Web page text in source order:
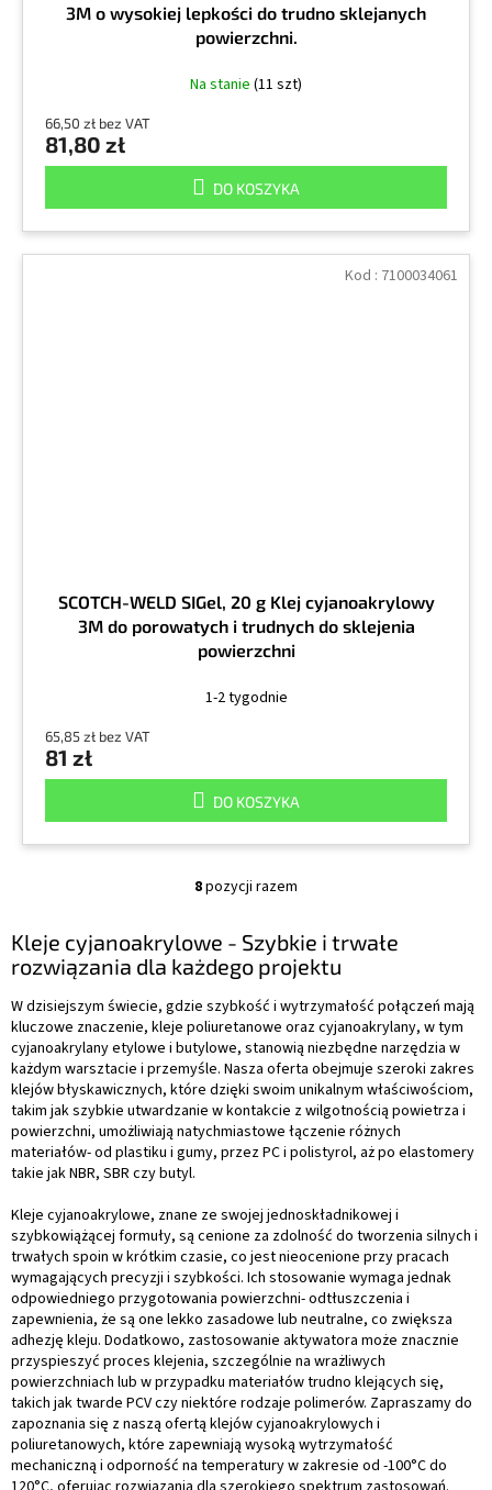
3M o wysokiej lepkości do trudno sklejanych
powierzchni.
Na stanie (11 szt)
66,50 zł bez VAT
81,80 zł
DO KOSZYKA
SCOTCH-WELD SIGel, 20 g Klej cyjanoakrylowy
3M do porowatych i trudnych do sklejenia
powierzchni
1-2 tygodnie
65,85 zł bez VAT
81 zł
DO KOSZYKA
Kod : 7100034061
K
n
t
r
o
l
k
i
l
i
s
t
8pozycji razem
Kleje cyjanoakrylowe - Szybkie i trwałe
rozwiązania dla każdego projektu
W dzisiejszym świecie, gdzie szybkość i wytrzymałość połączeń mają
kluczowe znaczenie, kleje poliuretanowe oraz cyjanoakrylany, w tym
cyjanoakrylany etylowe i butylowe, stanowią niezbędne narzędzia w
każdym warsztacie i przemyśle. Nasza oferta obejmuje szeroki zakres
klejów błyskawicznych, które dzięki swoim unikalnym właściwościom,
takim jak szybkie utwardzanie w kontakcie z wilgotnością powietrza i
powierzchni, umożliwiają natychmiastowe łączenie różnych
materiałów- od plastiku i gumy, przez PC i polistyrol, aż po elastomery
takie jak NBR, SBR czy butyl.
Kleje cyjanoakrylowe, znane ze swojej jednoskładnikowej i
szybkowiążącej formuły, są cenione za zdolność do tworzenia silnych i
trwałych spoin w krótkim czasie, co jest nieocenione przy pracach
wymagających precyzji i szybkości. Ich stosowanie wymaga jednak
odpowiedniego przygotowania powierzchni- odtłuszczenia i
zapewnienia, że są one lekko zasadowe lub neutralne, co zwiększa
adhezję kleju. Dodatkowo, zastosowanie aktywatora może znacznie
przyspieszyć proces klejenia, szczególnie na wrażliwych
powierzchniach lub w przypadku materiałów trudno klejących się,
takich jak twarde PCV czy niektóre rodzaje polimerów. Zapraszamy do
zapoznania się z naszą ofertą klejów cyjanoakrylowych i
poliuretanowych, które zapewniają wysoką wytrzymałość
mechaniczną i odporność na temperatury w zakresie od -100°C do